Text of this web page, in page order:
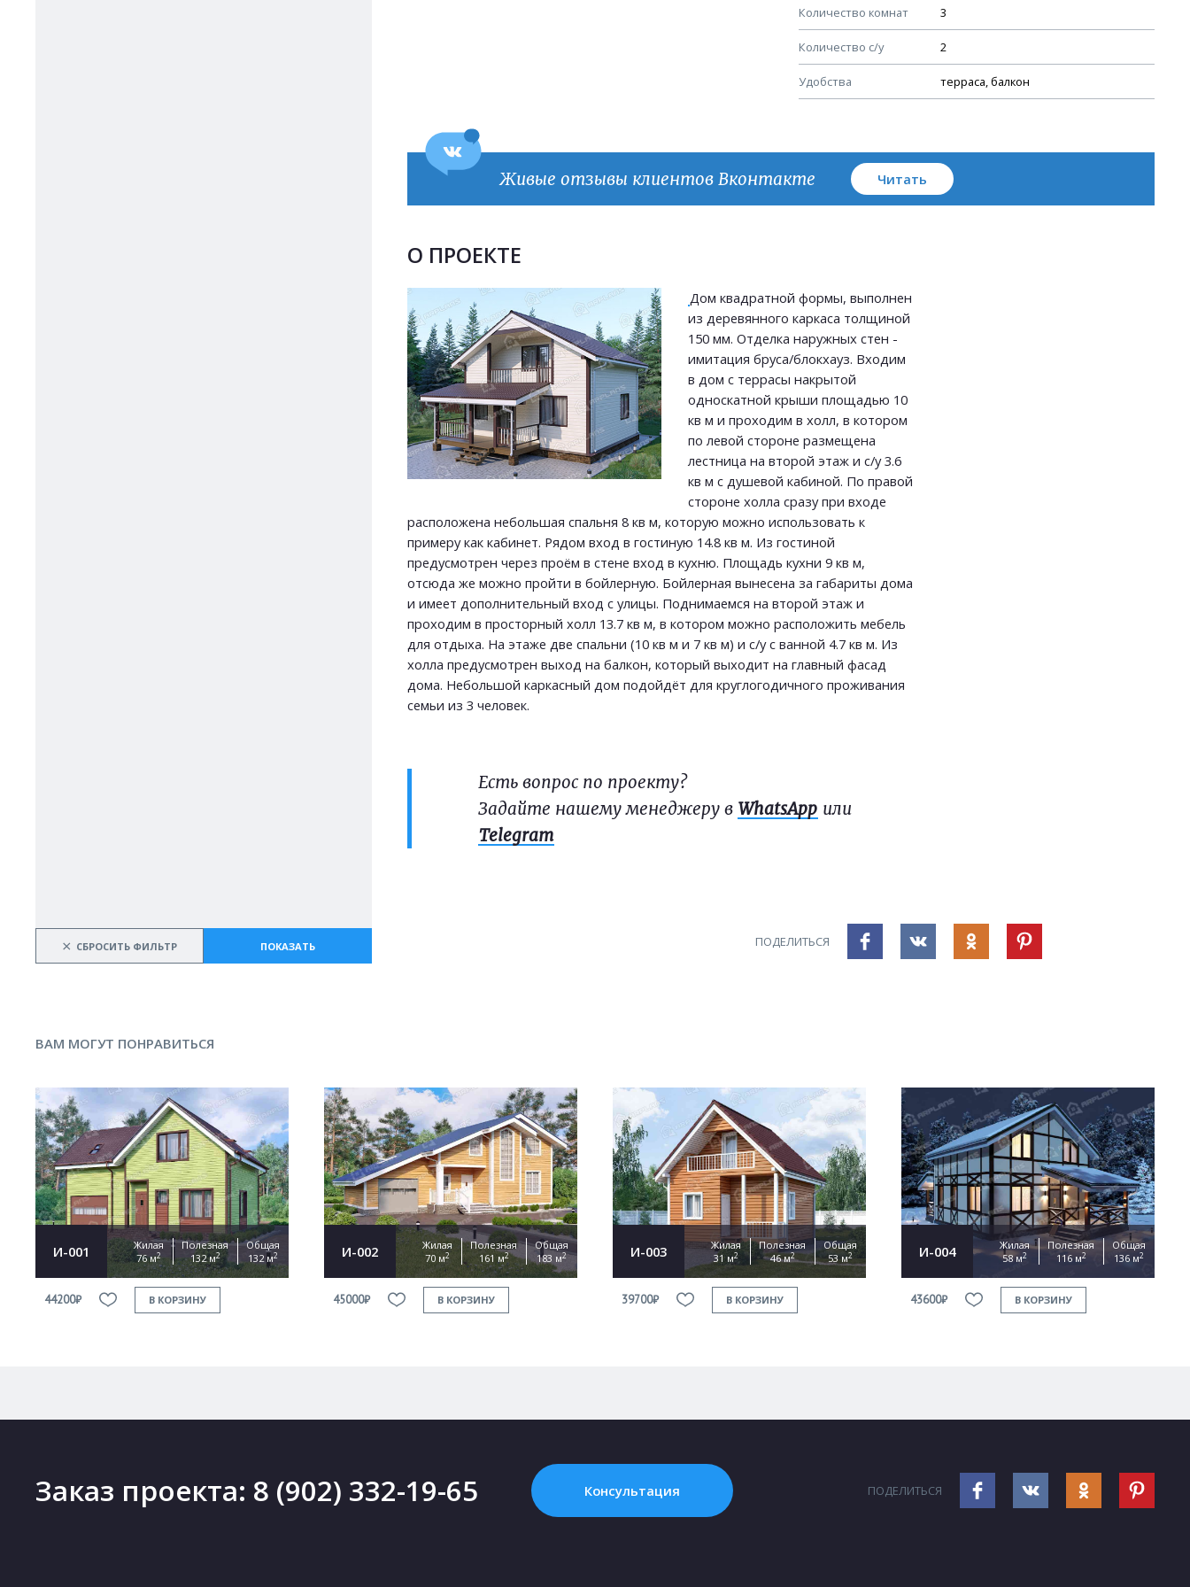
× СБРОСИТЬ ФИЛЬТР ПОКАЗАТЬ
Количество комнат 3
Количество с/у 2
Удобства терраса, балкон
План кровли
Живые отзывы клиентов Вконтакте Читать
О ПРОЕКТЕ
Дом квадратной формы, выполнен
из деревянного каркаса толщиной
150 мм. Отделка наружных стен -
имитация бруса/блокхауз. Входим
в дом с террасы накрытой
односкатной крыши площадью 10
кв м и проходим в холл, в котором
по левой стороне размещена
лестница на второй этаж и с/у 3.6
кв м с душевой кабиной. По правой
стороне холла сразу при входе
расположена небольшая спальня 8 кв м, которую можно использовать к
примеру как кабинет. Рядом вход в гостиную 14.8 кв м. Из гостиной
предусмотрен через проём в стене вход в кухню. Площадь кухни 9 кв м,
отсюда же можно пройти в бойлерную. Бойлерная вынесена за габариты дома
и имеет дополнительный вход с улицы. Поднимаемся на второй этаж и
проходим в просторный холл 13.7 кв м, в котором можно расположить мебель
для отдыха. На этаже две спальни (10 кв м и 7 кв м) и с/у с ванной 4.7 кв м. Из
холла предусмотрен выход на балкон, который выходит на главный фасад
дома. Небольшой каркасный дом подойдёт для круглогодичного проживания
семьи из 3 человек.
Есть вопрос по проекту?
Задайте нашему менеджеру в WhatsApp или
Telegram
ПОДЕЛИТЬСЯ
ВАМ МОГУТ ПОНРАВИТЬСЯ
И-001
Жилая
76 м2
Полезная
132 м2
Общая
132 м2
44200₽ В КОРЗИНУ
И-002
Жилая
70 м2
Полезная
161 м2
Общая
183 м2
45000₽ В КОРЗИНУ
И-003
Жилая
31 м2
Полезная
46 м2
Общая
53 м2
39700₽ В КОРЗИНУ
И-004
Жилая
58 м2
Полезная
116 м2
Общая
136 м2
43600₽ В КОРЗИНУ
Прикрепить файл
Согласен на обработку персональных данных
ОТПРАВИТЬ
Заказ проекта: 8 (902) 332-19-65 Консультация ПОДЕЛИТЬСЯ
Согласен на обработку персональных данных
This site is protected by reCAPTCHA and the GooglePrivacy Policy
Terms of Service
apply.
ОТПРАВИТЬ
Продолжить покупки ОФОРМИТЬ ЗАКАЗ